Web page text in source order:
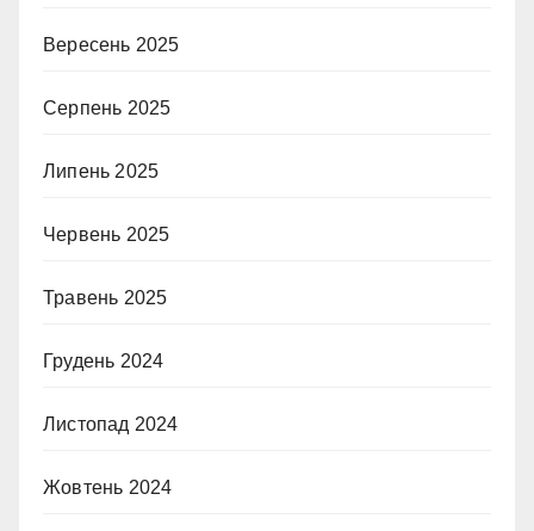
Вересень 2025
Серпень 2025
Липень 2025
Червень 2025
Травень 2025
Грудень 2024
Листопад 2024
Жовтень 2024